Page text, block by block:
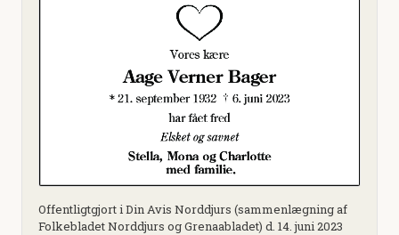
Offentligtgjort i Din Avis Norddjurs (sammenlægning af
Folkebladet Norddjurs og Grenaabladet) d. 14. juni 2023